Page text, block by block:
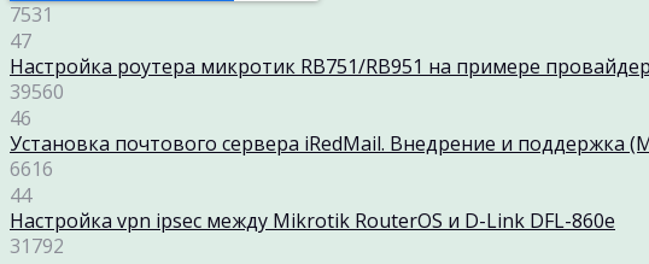
7531
47
Настройка роутера микротик RB751/RB951 на примере
39560
46
Установка почтового сервера iRedMail. Внедрение и поддержка
6616
44
Настройка vpn ipsec между Mikrotik RouterOS и D-Link DFL-860e
31792